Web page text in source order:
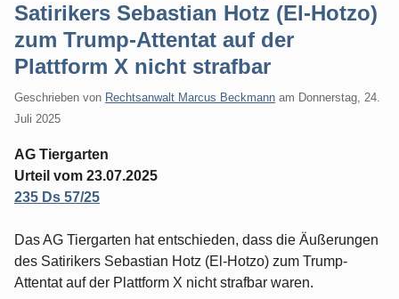
Satirikers Sebastian Hotz (El-Hotzo)
zum Trump-Attentat auf der
Plattform X nicht strafbar
Geschrieben von Rechtsanwalt Marcus Beckmann am Donnerstag, 24.
Juli 2025
AG Tiergarten
Urteil vom 23.07.2025
235 Ds 57/25
Das AG Tiergarten hat entschieden, dass die Äußerungen
des Satirikers Sebastian Hotz (El-Hotzo) zum Trump-
Attentat auf der Plattform X nicht strafbar waren.